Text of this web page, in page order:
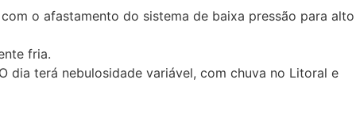
o afastamento do sistema de baixa pressão para alto
fria.
dia terá nebulosidade variável, com chuva no Litoral e